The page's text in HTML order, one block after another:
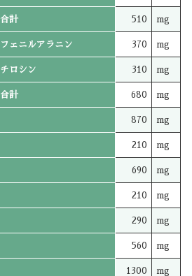
合計 510 mg
フェニルアラニン 370 mg
チロシン 310 mg
合計 680 mg
870 mg
210 mg
690 mg
210 mg
290 mg
560 mg
1300 mg